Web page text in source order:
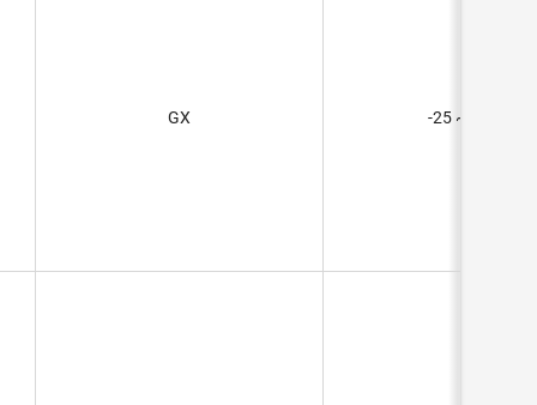
GX -25 ~ 70°C